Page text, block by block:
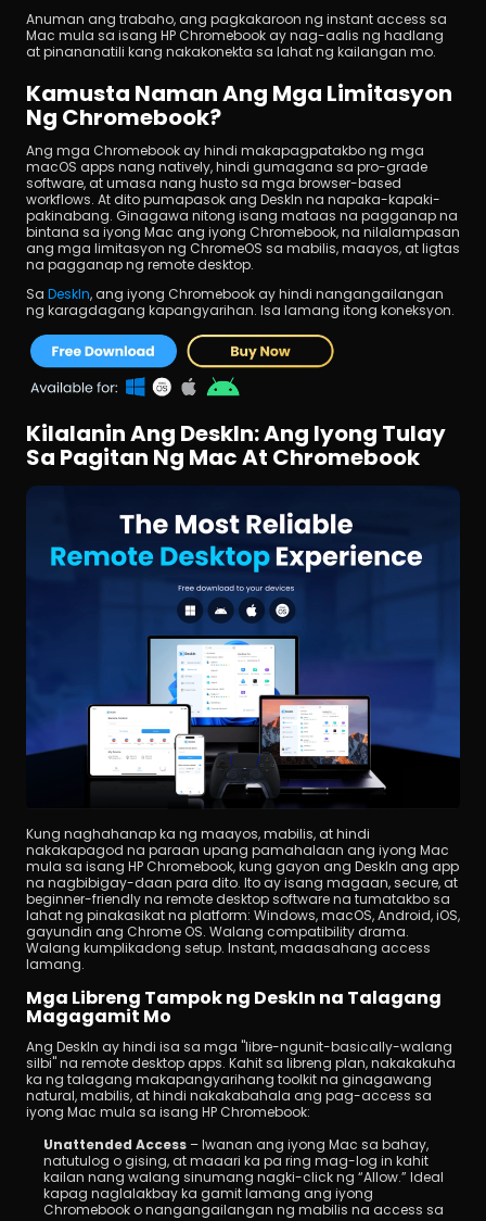
Anuman ang trabaho, ang pagkakaroon ng instant access sa
Mac mula sa isang HP Chromebook ay nag-aalis ng hadlang
at pinananatili kang nakakonekta sa lahat ng kailangan mo.
Kamusta Naman Ang Mga Limitasyon
Ng Chromebook?
Ang mga Chromebook ay hindi makapagpatakbo ng mga
macOS apps nang natively, hindi gumagana sa pro-grade
software, at umasa nang husto sa mga browser-based
workflows. At dito pumapasok ang DeskIn na napaka-kapaki-
pakinabang. Ginagawa nitong isang mataas na pagganap na
bintana sa iyong Mac ang iyong Chromebook, na nilalampasan
ang mga limitasyon ng ChromeOS sa mabilis, maayos, at ligtas
na pagganap ng remote desktop.
Sa DeskIn, ang iyong Chromebook ay hindi nangangailangan
ng karagdagang kapangyarihan. Isa lamang itong koneksyon.
Kilalanin Ang DeskIn: Ang Iyong Tulay
Sa Pagitan Ng Mac At Chromebook
Kung naghahanap ka ng maayos, mabilis, at hindi
nakakapagod na paraan upang pamahalaan ang iyong Mac
mula sa isang HP Chromebook, kung gayon ang DeskIn ang app
na nagbibigay-daan para dito. Ito ay isang magaan, secure, at
beginner-friendly na remote desktop software na tumatakbo sa
lahat ng pinakasikat na platform: Windows, macOS, Android, iOS,
gayundin ang Chrome OS. Walang compatibility drama.
Walang kumplikadong setup. Instant, maaasahang access
lamang.
Mga Libreng Tampok ng DeskIn na Talagang
Magagamit Mo
Ang DeskIn ay hindi isa sa mga "libre-ngunit-basically-walang
silbi" na remote desktop apps. Kahit sa libreng plan, nakakakuha
ka ng talagang makapangyarihang toolkit na ginagawang
natural, mabilis, at hindi nakakabahala ang pag-access sa
iyong Mac mula sa isang HP Chromebook:
Unattended Access – Iwanan ang iyong Mac sa bahay,
natutulog o gising, at maaari ka pa ring mag-log in kahit
kailan nang walang sinumang nagki-click ng “Allow.” Ideal
kapag naglalakbay ka gamit lamang ang iyong
Chromebook o nangangailangan ng mabilis na access sa